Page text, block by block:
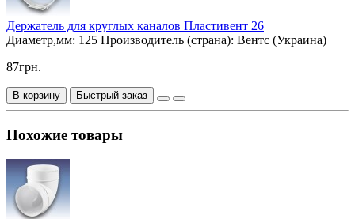
Держатель для круглых каналов Пластивент 26
Диаметр,мм: 125 Производитель (страна): Вентс (Украина)
87грн.
В корзину Быстрый заказ
Похожие товары